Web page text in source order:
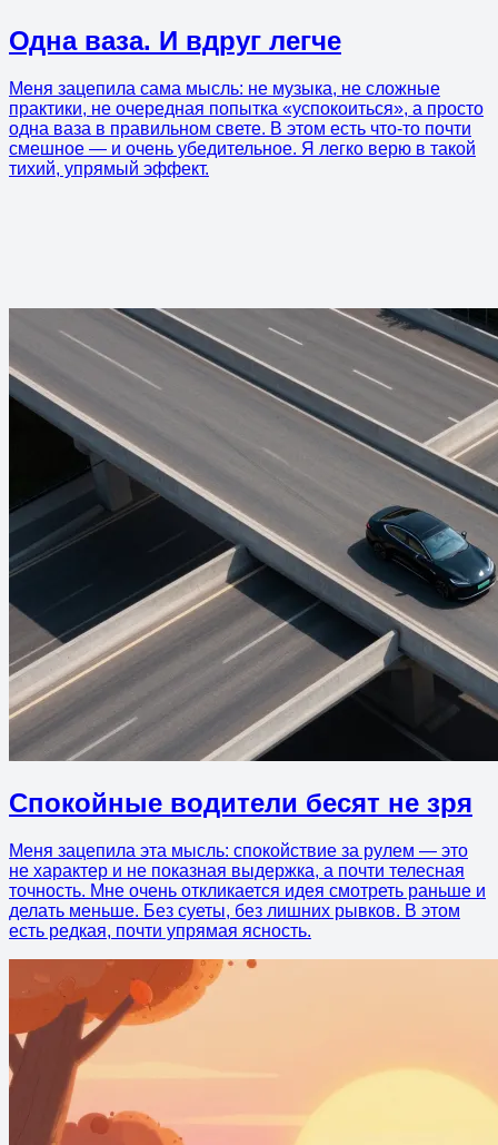
Одна ваза. И вдруг легче
Меня зацепила сама мысль: не музыка, не сложные
практики, не очередная попытка «успокоиться», а просто
одна ваза в правильном свете. В этом есть что-то почти
смешное — и очень убедительное. Я легко верю в такой
тихий, упрямый эффект.
Спокойные водители бесят не зря
Меня зацепила эта мысль: спокойствие за рулем — это
не характер и не показная выдержка, а почти телесная
точность. Мне очень откликается идея смотреть раньше и
делать меньше. Без суеты, без лишних рывков. В этом
есть редкая, почти упрямая ясность.